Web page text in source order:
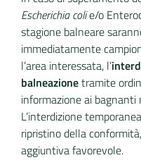
Escherichia colie/o
stagione balneare
immediatamente
l’area interessata, l’
balneazionetramite
informazione ai
L’interdizione
ripristino della
aggiuntiva favorevole.